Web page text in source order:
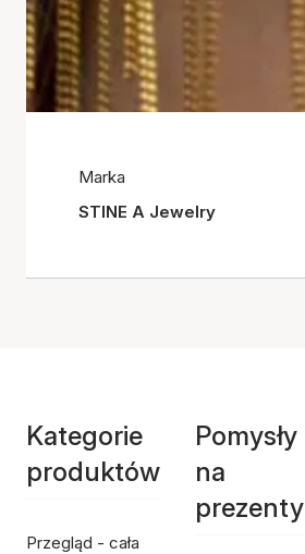
Marka
STINE A Jewelry
Kategorie
produktów
Przegląd - cała
Pomysły
na
prezenty